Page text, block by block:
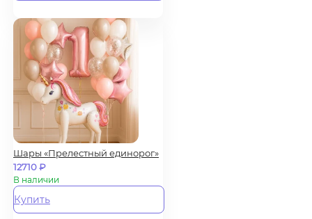
Шары «Прелестный единорог»
12710₽
В наличии
Купить